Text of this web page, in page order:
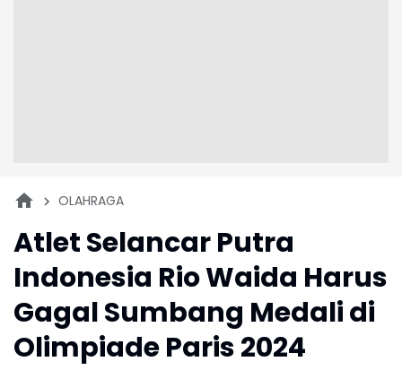
OLAHRAGA
Atlet Selancar Putra
Indonesia Rio Waida Harus
Gagal Sumbang Medali di
Olimpiade Paris 2024